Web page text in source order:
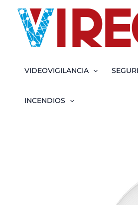
contenido
VIDEOVIGILANCIA
INCENDIOS